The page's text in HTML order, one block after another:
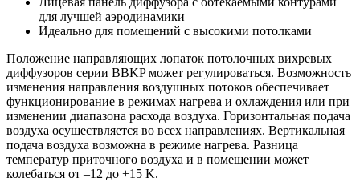
для лучшей аэродинамики
Идеально для помещений с высокими потолками
Положение направляющих лопаток потолочных вихревых
диффузоров серии BBKP может регулироваться. Возможность
изменения направления воздушных потоков обеспечивает
функционирование в режимах нагрева и охлаждения или при
изменении диапазона расхода воздуха. Горизонтальная подача
воздуха осуществляется во всех направлениях. Вертикальная
подача воздуха возможна в режиме нагрева. Разница
температур приточного воздуха и в помещении может
колебаться от –12 до +15 K.